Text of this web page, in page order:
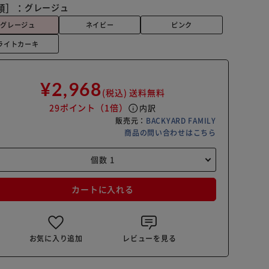
］： グレージュ
グレージュ ネイビー
ピンク
イトカーキ
¥2,968(税込) 送料無料
29ポイント （1倍） info 内訳
販売元： BACKYARD FAMILY
商品の問い合わせはこちら
カートに入れる
お気に入り追加 レビューを見る